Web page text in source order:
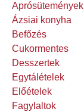
Aprósütemények
Ázsiai konyha
Befőzés
Cukormentes
Desszertek
Egytálételek
Előételek
Fagylaltok